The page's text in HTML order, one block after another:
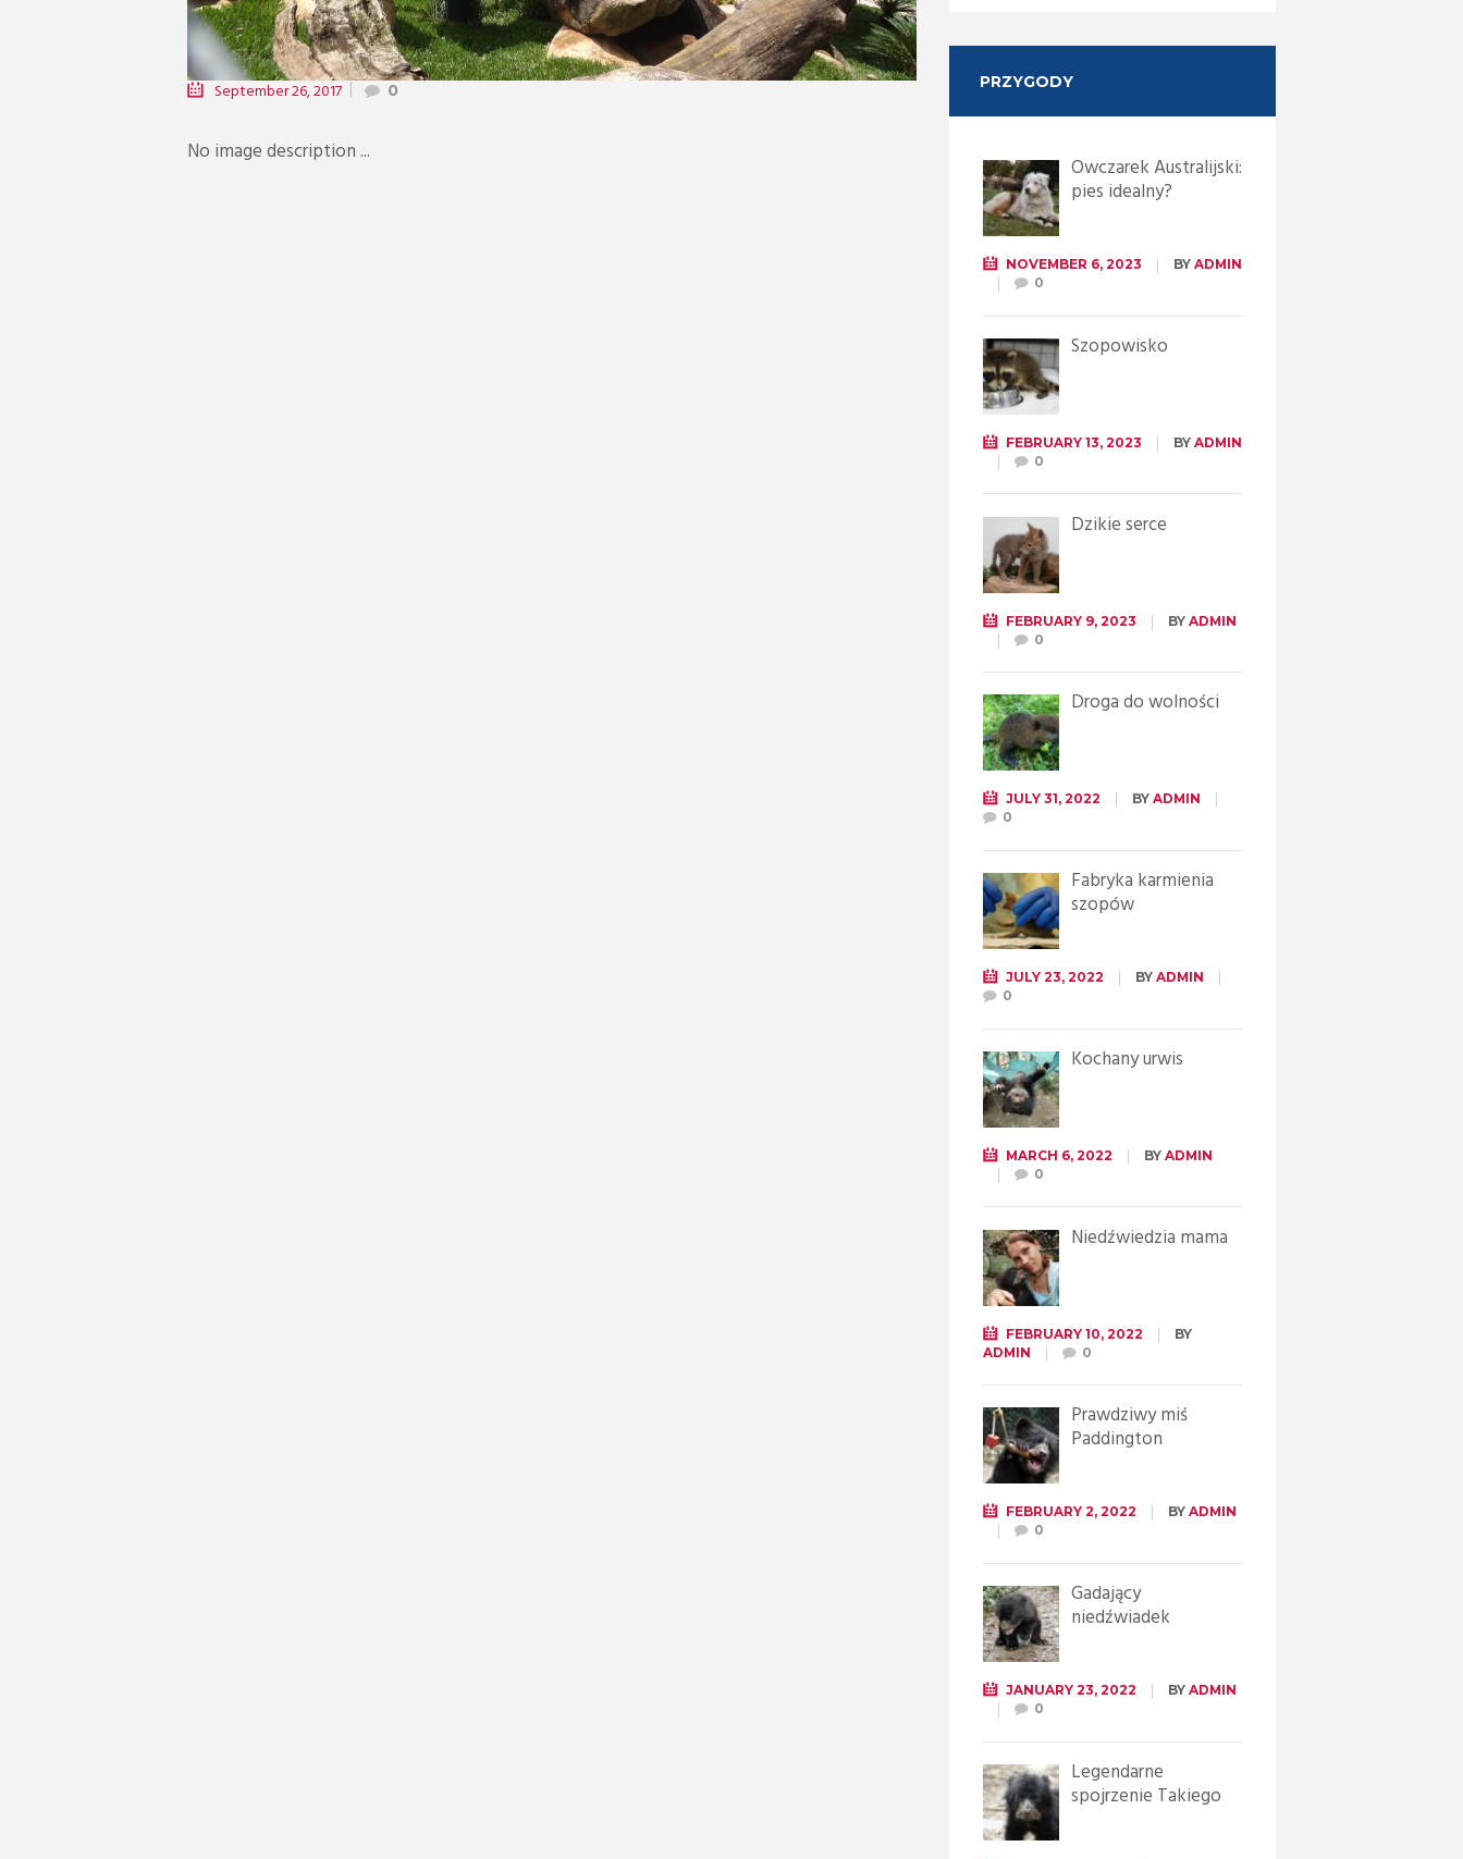
September 26, 2017 0
No image description ...
PRZYGODY
Owczarek Australijski:
pies idealny?
NOVEMBER 6, 2023 BY ADMIN
0
Szopowisko
FEBRUARY 13, 2023 BY ADMIN
0
Dzikie serce
FEBRUARY 9, 2023 BY ADMIN
0
Droga do wolności
JULY 31, 2022 BY ADMIN
0
Fabryka karmienia
szopów
JULY 23, 2022 BY ADMIN
0
Kochany urwis
MARCH 6, 2022 BY ADMIN
0
Niedźwiedzia mama
FEBRUARY 10, 2022
BY
ADMIN
0
Prawdziwy miś
Paddington
FEBRUARY 2, 2022 BY ADMIN
0
Gadający
niedźwiadek
JANUARY 23, 2022 BY ADMIN
0
Legendarne
spojrzenie Takiego